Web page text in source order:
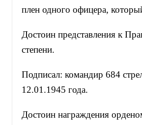
плен одного офицера,
Достоин представления к
степени.
Подписал: командир 684
12.01.1945 года.
Достоин награждения